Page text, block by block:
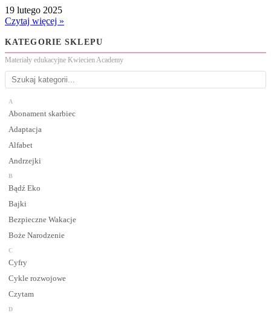
19 lutego 2025
Czytaj więcej »
KATEGORIE SKLEPU
Materiały edukacyjne Kwiecien Academy
A
Abonament skarbiec
Adaptacja
Alfabet
Andrzejki
B
Bądź Eko
Bajki
Bezpieczne Wakacje
Boże Narodzenie
C
Cyfry
Cykle rozwojowe
Czytam
D